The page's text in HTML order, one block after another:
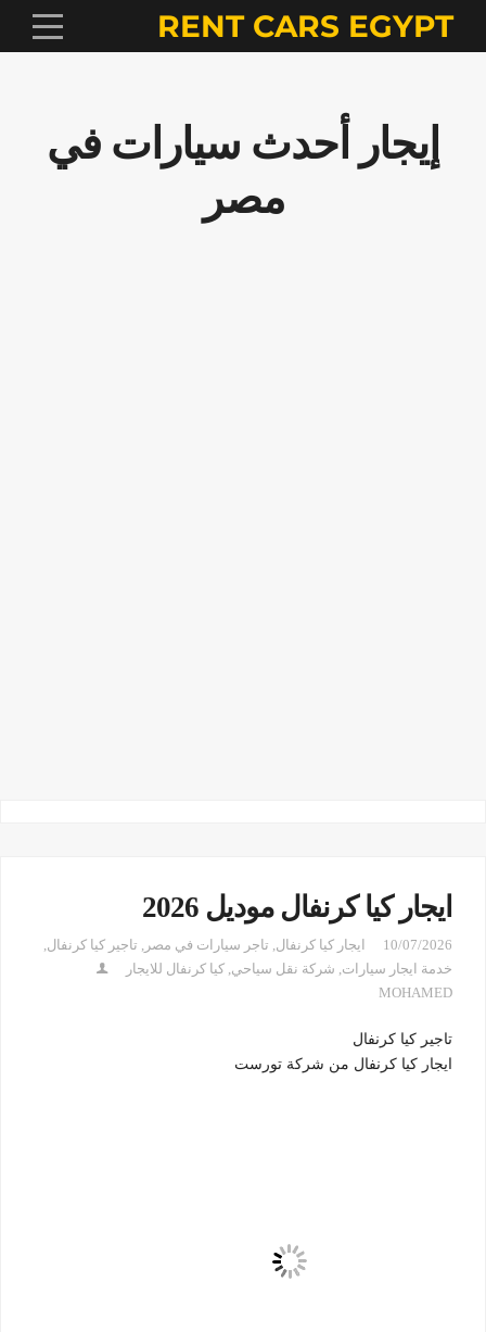
RENT CARS EGYPT
إيجار أحدث سيارات في
مصر
ايجار كيا كرنفال موديل 2026
10/07/2026 ايجار كيا كرنفال, تاجر سيارات في مصر , تاجير كيا كرنفال,
خدمة ايجار سيارات, شركة نقل سياحي, كيا كرنفال للايجار
MOHAMED
تاجير كيا كرنفال
ايجار كيا كرنفال من شركة تورست